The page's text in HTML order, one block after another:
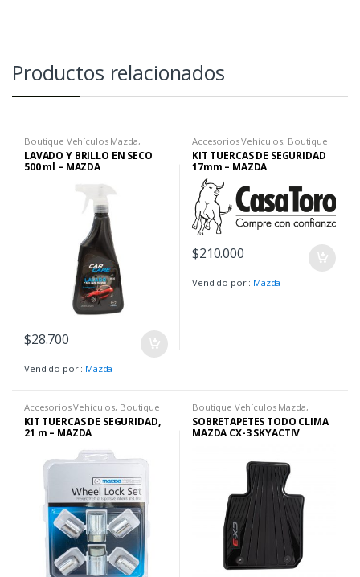
Productos relacionados
Boutique Vehículos Mazda,
Embellecimiento Exterior
LAVADO Y BRILLO EN SECO
500 ml – MAZDA
$28.700
Vendido por : Mazda
Accesorios Vehículos, Boutique
Vehículos Mazda
KIT TUERCAS DE SEGURIDAD
17mm – MAZDA
$210.000
Vendido por : Mazda
Accesorios Vehículos, Boutique
Vehículos Mazda
KIT TUERCAS DE SEGURIDAD,
21 m – MAZDA
Boutique Vehículos Mazda,
Tapetes Mazda
SOBRETAPETES TODO CLIMA
MAZDA CX-3 SKYACTIV